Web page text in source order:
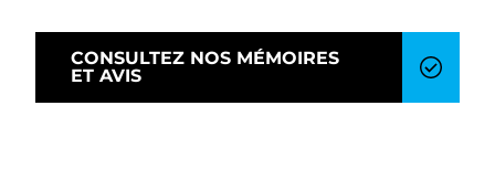
CONSULTEZ NOS MÉMOIRES
ET AVIS